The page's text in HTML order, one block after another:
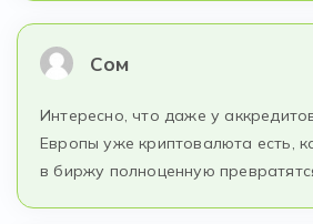
Сом
Интересно, что даже у
Европы уже криптовалюта есть,
в биржу полноценную